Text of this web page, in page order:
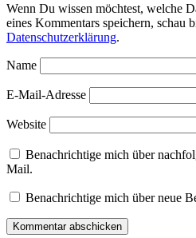
Wenn Du wissen möchtest, welche
eines Kommentars speichern, schau
Datenschutzerklärung.
Name
E-Mail-Adresse
Website
Benachrichtige mich über
Mail.
Benachrichtige mich über neue